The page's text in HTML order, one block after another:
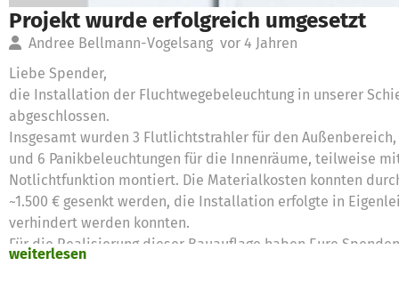
Projekt wurde erfolgreich umgesetzt
Andree Bellmann-Vogelsang vor 4 Jahren
Liebe Spender,
die Installation der Fluchtwegebeleuchtung in unserer
abgeschlossen.
Insgesamt wurden 3 Flutlichtstrahler für den
und 6 Panikbeleuchtungen für die Innenräume, teilweise
Notlichtfunktion montiert. Die Materialkosten konnten
~1.500 € gesenkt werden, die Installation erfolgte in
verhindert werden konnten.
Für die Realisierung dieser Bauauflage haben Eure
weiterlesen